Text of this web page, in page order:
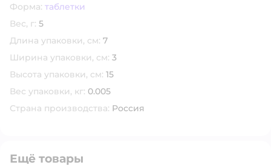
Форма: таблетки
Вес, г: 5
Длина упаковки, см: 7
Ширина упаковки, см: 3
Высота упаковки, см: 15
Вес упаковки, кг: 0.005
Страна производства: Россия
Ещё товары